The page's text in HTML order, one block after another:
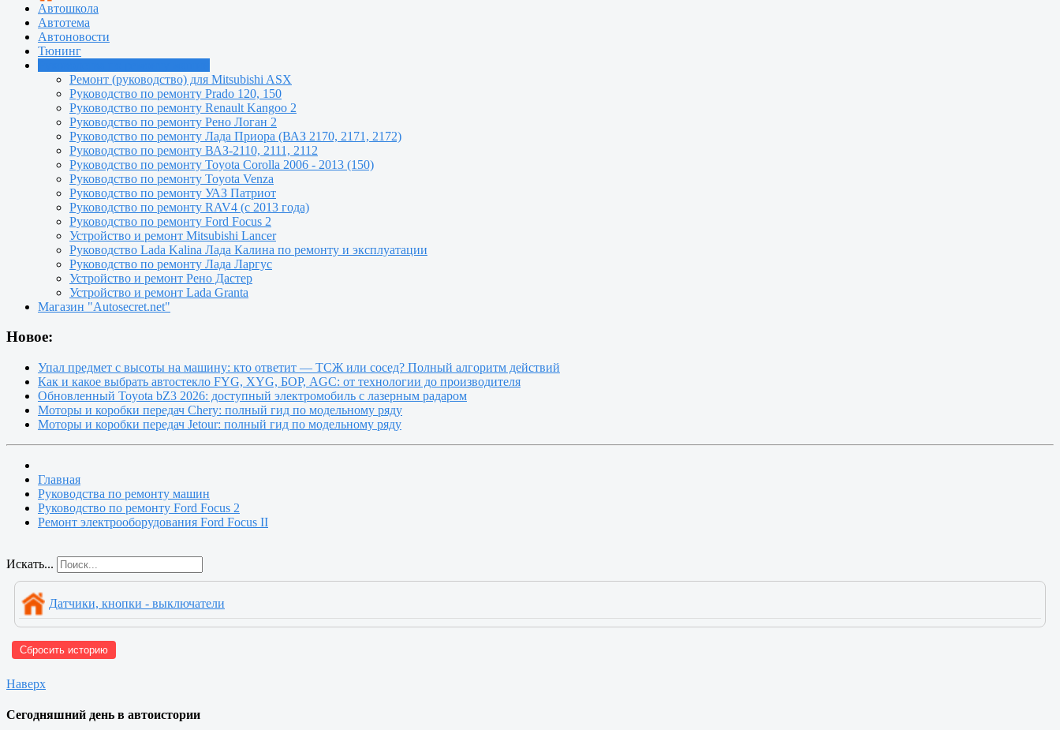
Автошкола
Автотема
Автоновости
Тюнинг
Ремонт (руководство) для Mitsubishi ASX
Руководство по ремонту Prado 120, 150
Руководство по ремонту Renault Kangoo 2
Руководство по ремонту Рено Логан 2
Руководство по ремонту Лада Приора (ВАЗ 2170, 2171, 2172)
Руководство по ремонту ВАЗ-2110, 2111, 2112
Руководство по ремонту Toyota Сorolla 2006 - 2013 (150)
Руководство по ремонту Toyota Venza
Руководство по ремонту УАЗ Патриот
Руководство по ремонту RAV4 (с 2013 года)
Руководство по ремонту Ford Focus 2
Устройство и ремонт Mitsubishi Lancer
Руководство Lada Kalina Лада Калина по ремонту и эксплуатации
Руководство по ремонту Лада Ларгус
Устройство и ремонт Рено Дастер
Устройство и ремонт Lada Granta
Магазин "Autosecret.net"
Новое:
Упал предмет с высоты на машину: кто ответит — ТСЖ или сосед? Полный алгоритм действий
Как и какое выбрать автостекло FYG, XYG, БОР, AGC: от технологии до производителя
Обновленный Toyota bZ3 2026: доступный электромобиль с лазерным радаром
Моторы и коробки передач Chery: полный гид по модельному ряду
Моторы и коробки передач Jetour: полный гид по модельному ряду
Главная
Руководства по ремонту машин
Руководство по ремонту Ford Focus 2
Ремонт электрооборудования Ford Focus II
Искать...
Датчики, кнопки - выключатели
Сбросить историю
Наверх
Сегодняшний день в автоистории